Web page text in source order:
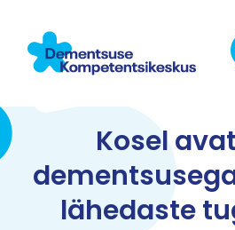
Kosel
lähedaste